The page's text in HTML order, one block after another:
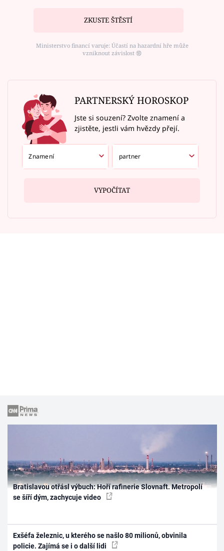
ZKUSTE ŠTĚSTÍ
Ministerstvo financí varuje: Účastí na hazardní hře může
vzniknout závislost ⑱
PARTNERSKÝ HOROSKOP
Jste si souzení? Zvolte znamení a
zjistěte, jestli vám hvězdy přejí.
VYPOČÍTAT
Bratislavou otřásl výbuch: Hoří rafinerie Slovnaft. Metropolí
se šíří dým, zachycuje video
Exšéfa železnic, u kterého se našlo 80 milionů, obvinila
policie. Zajímá se i o další lidi